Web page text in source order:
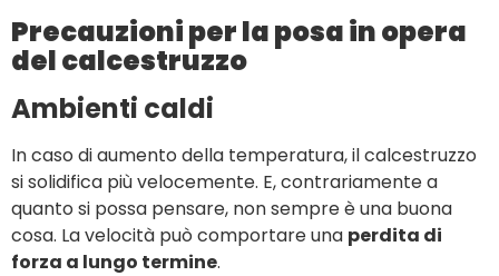
Precauzioni per la posa in opera
del calcestruzzo
Ambienti caldi
In caso di aumento della temperatura, il calcestruzzo
si solidifica più velocemente. E, contrariamente a
quanto si possa pensare, non sempre è una buona
cosa. La velocità può comportare una perdita di
forza a lungo termine.